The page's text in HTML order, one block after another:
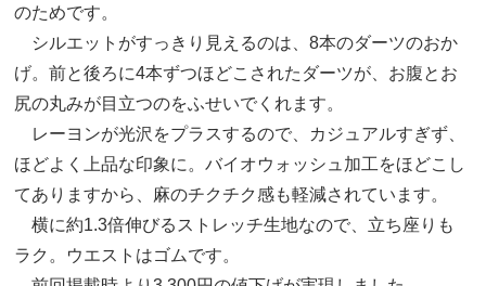
のためです。
シルエットがすっきり見えるのは、8本のダーツのおか
げ。前と後ろに4本ずつほどこされたダーツが、お腹とお
尻の丸みが目立つのをふせいでくれます。
レーヨンが光沢をプラスするので、カジュアルすぎず、
ほどよく上品な印象に。バイオウォッシュ加工をほどこし
てありますから、麻のチクチク感も軽減されています。
横に約1.3倍伸びるストレッチ生地なので、立ち座りも
ラク。ウエストはゴムです。